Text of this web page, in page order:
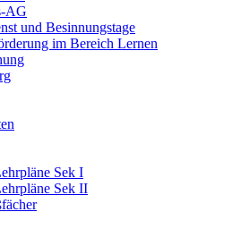
AG
und Besinnungstage
im Bereich Lernen
Sek I
Sek II